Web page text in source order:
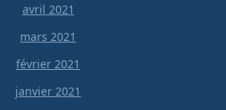
avril 2021
mars 2021
février 2021
janvier 2021